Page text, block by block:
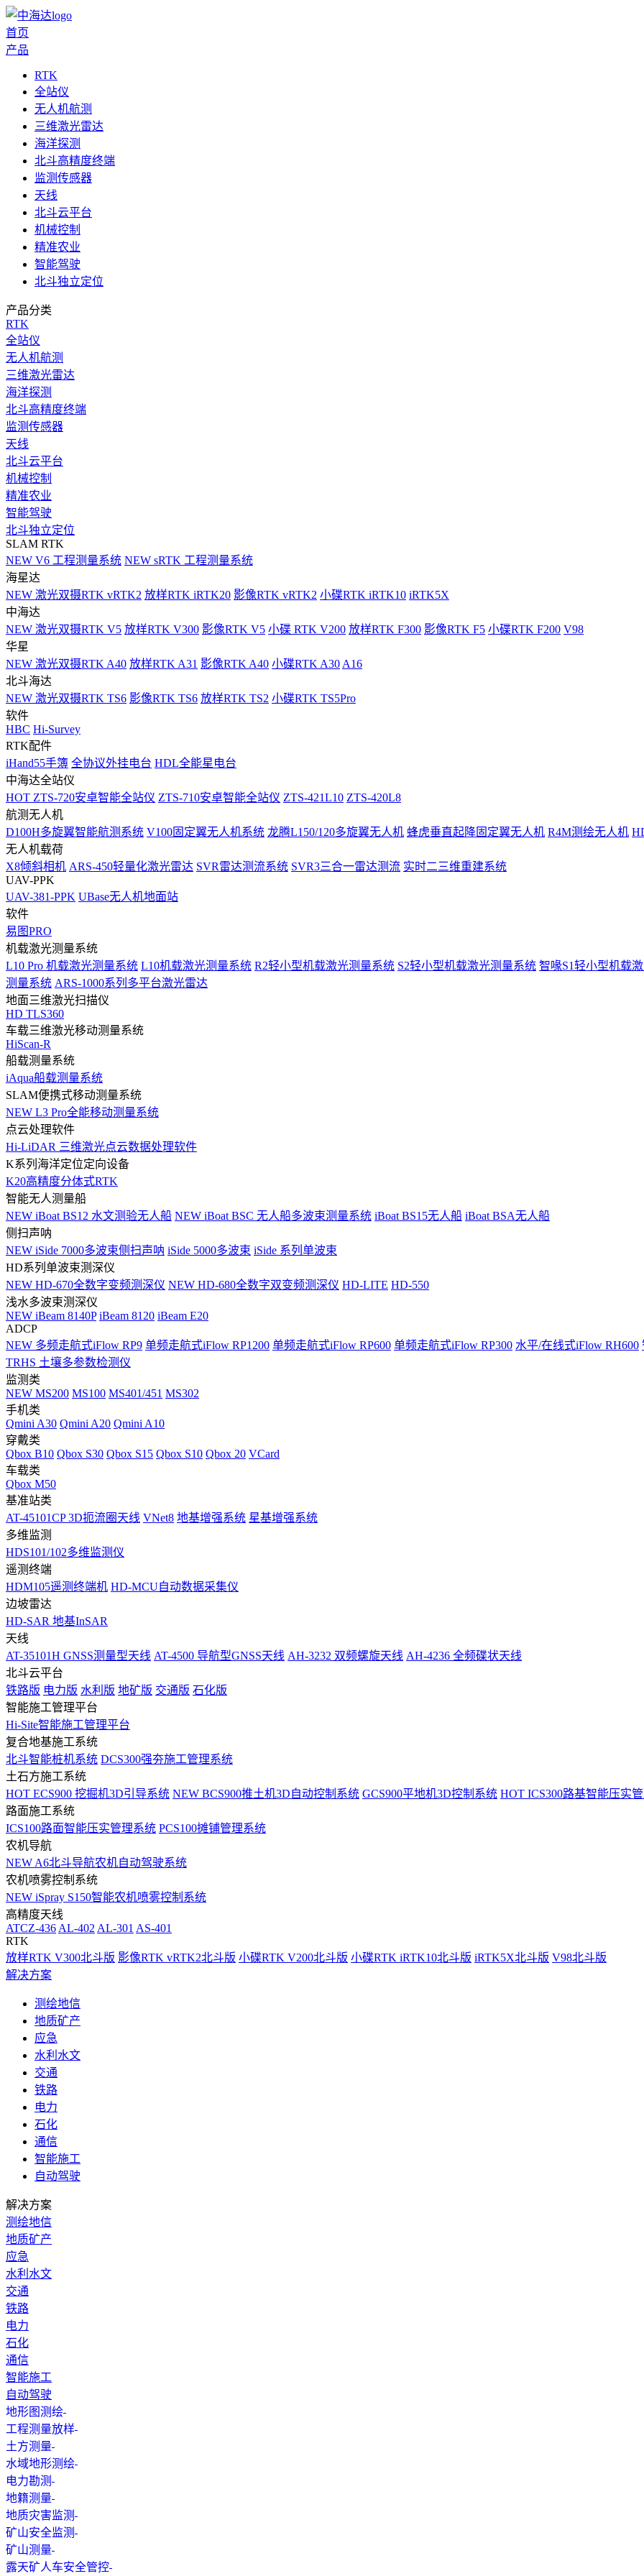
首页
产品
RTK
全站仪
无人机航测
三维激光雷达
海洋探测
北斗高精度终端
监测传感器
天线
北斗云平台
机械控制
精准农业
智能驾驶
北斗独立定位
产品分类
RTK
全站仪
无人机航测
三维激光雷达
海洋探测
北斗高精度终端
监测传感器
天线
北斗云平台
机械控制
精准农业
智能驾驶
北斗独立定位
SLAM RTK
NEW V6 工程测量系统 NEW sRTK 工程测量系统
海星达
NEW 激光双摄RTK vRTK2 放样RTK iRTK20 影像RTK vRTK2 小碟RTK iRTK10 iRTK5X
中海达
NEW 激光双摄RTK V5 放样RTK V300 影像RTK V5 小碟 RTK V200 放样RTK F300 影像RTK F5 小碟RTK F200 V98
华星
NEW 激光双摄RTK A40 放样RTK A31 影像RTK A40 小碟RTK A30 A16
北斗海达
NEW 激光双摄RTK TS6 影像RTK TS6 放样RTK TS2 小碟RTK TS5Pro
软件
HBC Hi-Survey
RTK配件
iHand55手簿 全协议外挂电台 HDL全能星电台
中海达全站仪
HOT ZTS-720安卓智能全站仪 ZTS-710安卓智能全站仪 ZTS-421L10 ZTS-420L8
航测无人机
D100H多旋翼智能航测系统 V100固定翼无人机系统 龙腾L150/120多旋翼无人机 蜂虎垂直起降固定翼无人机 R4M测绘无人机
无人机载荷
X8倾斜相机 ARS-450轻量化激光雷达 SVR雷达测流系统 SVR3三合一雷达测流 实时二三维重建系统
UAV-PPK
UAV-381-PPK UBase无人机地面站
软件
易图PRO
机载激光测量系统
L10 Pro 机载激光测量系统 L10机载激光测量系统 R2轻小型机载激光测量系统 S2轻小型机载激光测量系统 智喙S1轻小型机载
测量系统 ARS-1000系列多平台激光雷达
地面三维激光扫描仪
HD TLS360
车载三维激光移动测量系统
HiScan-R
船载测量系统
iAqua船载测量系统
SLAM便携式移动测量系统
NEW L3 Pro全能移动测量系统
点云处理软件
Hi-LiDAR 三维激光点云数据处理软件
K系列海洋定位定向设备
K20高精度分体式RTK
智能无人测量船
NEW iBoat BS12 水文测验无人船 NEW iBoat BSC 无人船多波束测量系统 iBoat BS15无人船 iBoat BSA无人船
侧扫声呐
NEW iSide 7000多波束侧扫声呐 iSide 5000多波束 iSide 系列单波束
HD系列单波束测深仪
NEW HD-670全数字变频测深仪 NEW HD-680全数字双变频测深仪 HD-LITE HD-550
浅水多波束测深仪
NEW iBeam 8140P iBeam 8120 iBeam E20
ADCP
NEW 多频走航式iFlow RP9 单频走航式iFlow RP1200 单频走航式iFlow RP600 单频走航式iFlow RP300 水平/在线式iFlow RH600
TRHS 土壤多参数检测仪
监测类
NEW MS200 MS100 MS401/451 MS302
手机类
Qmini A30 Qmini A20 Qmini A10
穿戴类
Qbox B10 Qbox S30 Qbox S15 Qbox S10 Qbox 20 VCard
车载类
Qbox M50
基准站类
AT-45101CP 3D扼流圈天线 VNet8 地基增强系统 星基增强系统
多维监测
HDS101/102多维监测仪
遥测终端
HDM105遥测终端机 HD-MCU自动数据采集仪
边坡雷达
HD-SAR 地基InSAR
天线
AT-35101H GNSS测量型天线 AT-4500 导航型GNSS天线 AH-3232 双频螺旋天线 AH-4236 全频碟状天线
北斗云平台
铁路版 电力版 水利版 地矿版 交通版 石化版
智能施工管理平台
Hi-Site智能施工管理平台
复合地基施工系统
北斗智能桩机系统 DCS300强夯施工管理系统
土石方施工系统
HOT ECS900 挖掘机3D引导系统 NEW BCS900推土机3D自动控制系统 GCS900平地机3D控制系统 HOT ICS300路基智能压实
路面施工系统
ICS100路面智能压实管理系统 PCS100摊铺管理系统
农机导航
NEW A6北斗导航农机自动驾驶系统
农机喷雾控制系统
NEW iSpray S150智能农机喷雾控制系统
高精度天线
ATCZ-436 AL-402 AL-301 AS-401
RTK
放样RTK V300北斗版 影像RTK vRTK2北斗版 小碟RTK V200北斗版 小碟RTK iRTK10北斗版 iRTK5X北斗版 V98北斗版
解决方案
测绘地信
地质矿产
应急
水利水文
交通
铁路
电力
石化
通信
智能施工
自动驾驶
解决方案
测绘地信
地质矿产
应急
水利水文
交通
铁路
电力
石化
通信
智能施工
自动驾驶
地形图测绘
工程测量放样
土方测量
水域地形测绘
电力勘测
地籍测量
地质灾害监测
矿山安全监测
矿山测量
露天矿人车安全管控